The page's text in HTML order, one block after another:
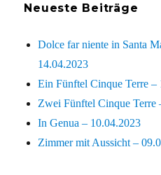
Neueste Beiträge
Dolce far niente in Santa
14.04.2023
Ein Fünftel Cinque Terre –
Zwei Fünftel Cinque Terre
In Genua – 10.04.2023
Zimmer mit Aussicht –